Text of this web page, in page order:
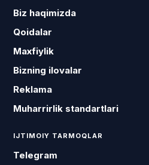
Biz haqimizda
Qoidalar
Maxfiylik
Bizning ilovalar
Reklama
Muharrirlik standartlari
IJTIMOIY TARMOQLAR
Telegram